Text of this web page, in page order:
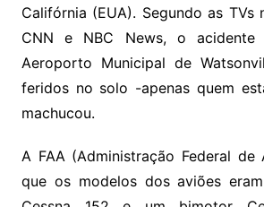
Califórnia (EUA). Segundo as TVs
CNN e NBC News, o
Aeroporto Municipal de
feridos no solo -apenas quem
machucou.
A FAA (Administração Federal de
que os modelos dos aviões